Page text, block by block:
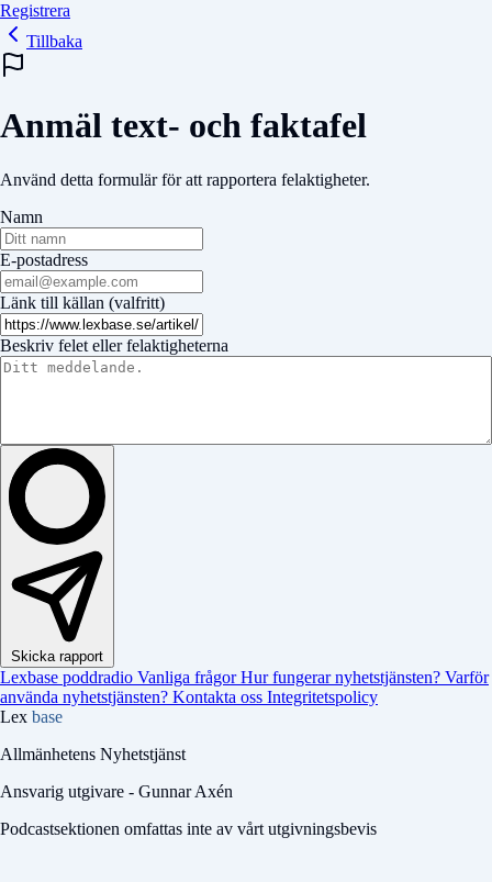
Registrera
Tillbaka
Anmäl text- och faktafel
Använd detta formulär för att rapportera felaktigheter.
Namn
E-postadress
Länk till källan (valfritt)
Beskriv felet eller felaktigheterna
Skicka rapport
Lexbase poddradio Vanliga frågorHur fungerar nyhetstjänsten? Varför
använda nyhetstjänsten? Kontakta oss Integritetspolicy
Lex base
Allmänhetens Nyhetstjänst
Ansvarig utgivare - Gunnar Axén
Podcastsektionen omfattas inte av vårt utgivningsbevis